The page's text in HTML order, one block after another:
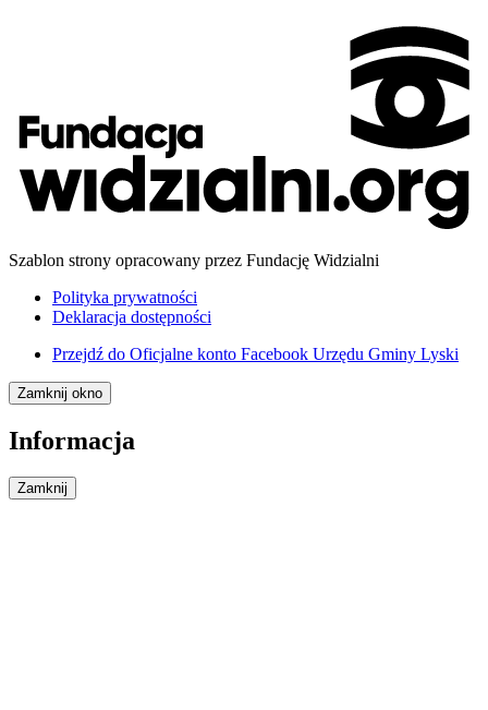
Szablon strony opracowany przez Fundację Widzialni
Polityka prywatności
Deklaracja dostępności
Przejdź do Oficjalne konto Facebook Urzędu Gminy Lyski
Zamknij okno
Informacja
Zamknij